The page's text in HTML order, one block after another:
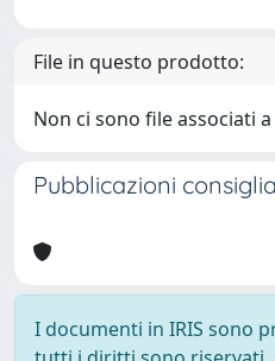
File in questo prodotto:
Non ci sono file associati
Pubblicazioni
I documenti in IRIS sono